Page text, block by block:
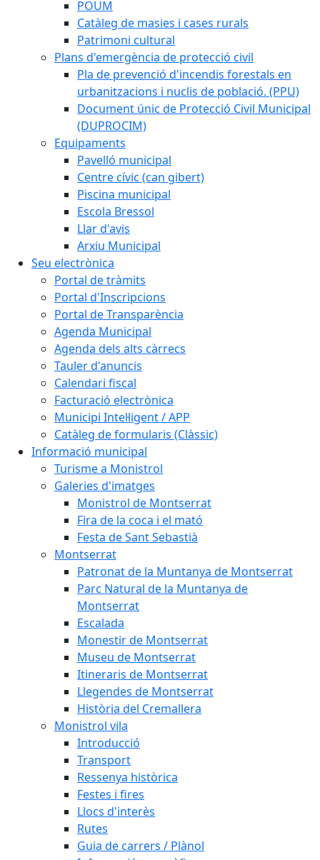
POUM
Catàleg de masies i cases rurals
Patrimoni cultural
Plans d'emergència de protecció civil
Pla de prevenció d'incendis forestals en
urbanitzacions i nuclis de població. (PPU)
Document únic de Protecció Civil Municipal
(DUPROCIM)
Equipaments
Pavelló municipal
Centre cívic (can gibert)
Piscina municipal
Escola Bressol
Llar d'avis
Arxiu Municipal
Seu electrònica
Portal de tràmits
Portal d'Inscripcions
Portal de Transparència
Agenda Municipal
Agenda dels alts càrrecs
Tauler d'anuncis
Calendari fiscal
Facturació electrònica
Municipi Intel·ligent / APP
Catàleg de formularis (Clàssic)
Informació municipal
Turisme a Monistrol
Galeries d'imatges
Monistrol de Montserrat
Fira de la coca i el mató
Festa de Sant Sebastià
Montserrat
Patronat de la Muntanya de Montserrat
Parc Natural de la Muntanya de
Montserrat
Escalada
Monestir de Montserrat
Museu de Montserrat
Itineraris de Montserrat
Llegendes de Montserrat
Història del Cremallera
Monistrol vila
Introducció
Transport
Ressenya històrica
Festes i fires
Llocs d'interès
Rutes
Guia de carrers / Plànol